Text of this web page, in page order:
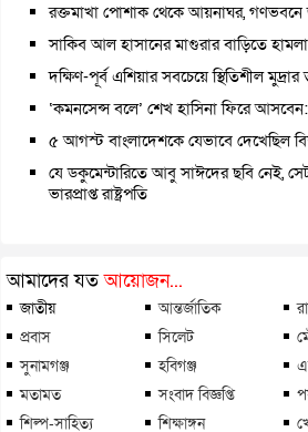
রক্তমাখা পোশাক থেকে আয়নাঘর, গণভবনে
সাকিব আল হাসানের মাগুরার বাড়িতে হামলা
দক্ষিণ-পূর্ব এশিয়ার সবচেয়ে স্থিতিশীল
‘কমনসেন্স বলে’ শেখ হাসিনা ফিরে
৫ আগস্ট বাংলাদেশকে যেভাবে দেখেছিল
যে ডকুমেন্টারিতে আবু সাঈদের ছবি নেই,
ভারপ্রাপ্ত রাষ্ট্রপতি
আমাদের যতআয়োজন...
জাতীয় আন্তর্জাতিক
প্রবাস
সিলেট
সুনামগঞ্জ
হবিগঞ্জ
মতামত
সংবাদ বিজ্ঞপ্তি
শিল্প-সাহিত্য
শিক্ষাঙ্গন